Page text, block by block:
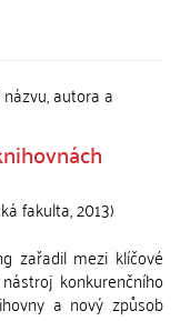
autora a
fakulta,2013)
zařadil mezi klíčové
konkurenčního
a nový způsob